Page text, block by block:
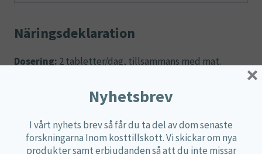
Näringsdeklaration
Dosering: 2 tabletter/dag, tillsammans med mat.
Mängd
Kalium
300 mg
15 %
Magnesium
300 mg
80 %
Nyhetsbrev
I vårt nyhets brev så får du ta del av dom senaste
forskningarna Inom kosttillskott. Vi skickar om nya
produkter samt erbjudanden så att du inte missar
×